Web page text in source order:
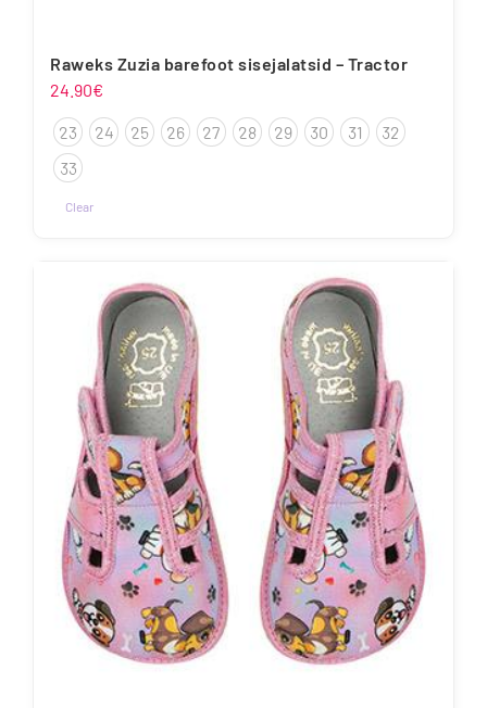
Raweks Zuzia barefoot sisejalatsid – Tractor
24.90€
23 24 25 26 27 28 29 30 31
32
33
Clear